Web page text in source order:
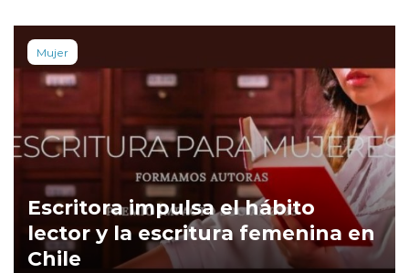
Mujer
Escritora impulsa el hábito
lector y la escritura femenina en
Chile